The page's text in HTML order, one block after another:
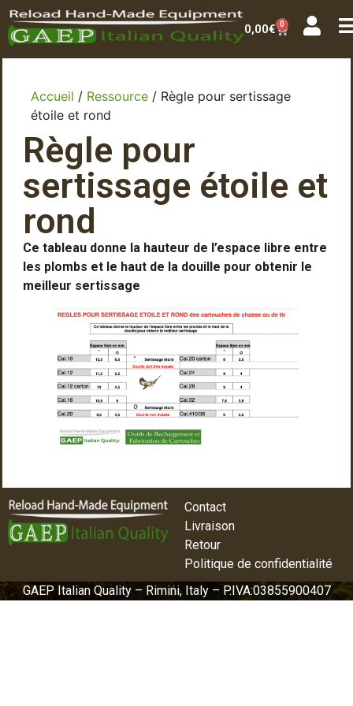
0,00€ 0
Accueil / Ressource / Règle pour sertissage
étoile et rond
Règle pour
sertissage étoile et
rond
Ce tableau donne la hauteur de l’espace libre entre
les plombs et le haut de la douille pour obtenir le
meilleur sertissage
Contact
Livraison
Retour
Politique de confidentialité
GAEP Italian Quality – Rimini, Italy – P.IVA:03855900407